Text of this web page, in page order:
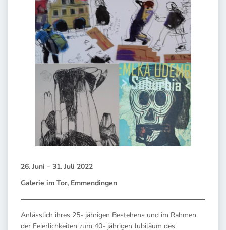
26. Juni – 31. Juli 2022
Galerie im Tor, Emmendingen
Anlässlich ihres 25- jährigen Bestehens und im Rahmen
der Feierlichkeiten zum 40- jährigen Jubiläum des